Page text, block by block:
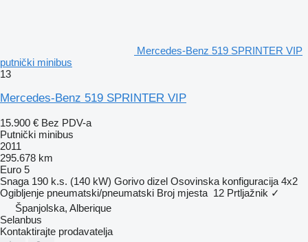
Mercedes-Benz 519 SPRINTER VIP
putnički minibus
13
Mercedes-Benz 519 SPRINTER VIP
15.900 € Bez PDV-a
Putnički minibus
2011
295.678 km
Euro 5
Snaga 190 k.s. (140 kW) Gorivo dizel Osovinska konfiguracija 4x2
Ogibljenje pneumatski/pneumatski Broj mjesta 12 Prtljažnik ✓
Španjolska, Alberique
Selanbus
Kontaktirajte prodavatelja